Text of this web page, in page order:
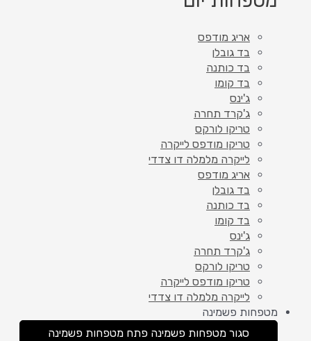
אריג מודפס
בד גובלן
בד כותנה
בד קומו
ג'ינס
ג'קרד תחרה
טריקו לורקס
טריקו מודפס לייקרה
לייקרה מלמלה דו צדדי
אריג מודפס
בד גובלן
בד כותנה
בד קומו
ג'ינס
ג'קרד תחרה
טריקו לורקס
טריקו מודפס לייקרה
לייקרה מלמלה דו צדדי
מטפחות פשמינה
סגור מטפחות פשמינה פתח מטפחות פשמינה